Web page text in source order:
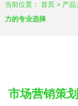
当前位置： 首页 > 产品
力的专业选择
市场营销策